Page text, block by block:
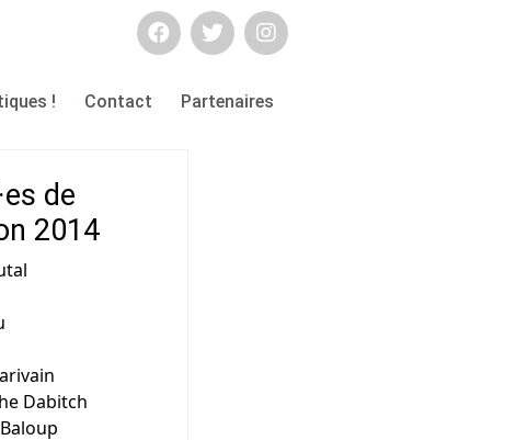
! Contact Partenaires
de
2014
Dabitch